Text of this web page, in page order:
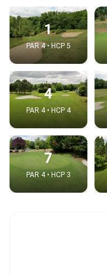
1
PAR 4 • HCP 5
4
PAR 4 • HCP 4
7
PAR 4 • HCP 3